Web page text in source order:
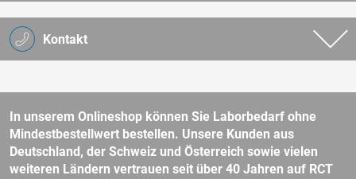
Kontakt
In unserem Onlineshop können Sie Laborbedarf ohne
Mindestbestellwert bestellen. Unsere Kunden aus
Deutschland, der Schweiz und Österreich sowie vielen
weiteren Ländern vertrauen seit über 40 Jahren auf RCT